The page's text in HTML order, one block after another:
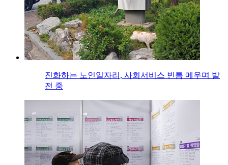
진화하는 노인일자리, 사회서비스 빈틈 메우며 발
전 중